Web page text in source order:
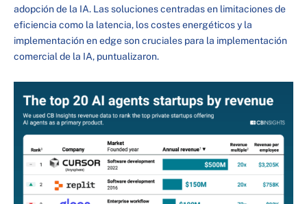
adopción de la IA. Las soluciones centradas en limitaciones de
eficiencia como la latencia, los costes energéticos y la
implementación en edge son cruciales para la implementación
comercial de la IA, puntualizaron.